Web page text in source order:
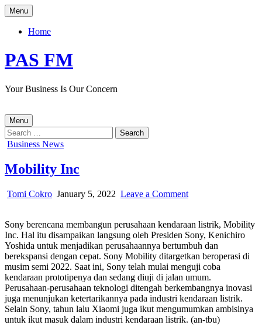
Skip
to
content
Menu
Home
PAS FM
Your Business Is Our Concern
Menu
Search
for:
Posted
Business News
Mobility Inc
Author:
Tomi Cokro Published
January 5, 2022 Leave a Commenton
Sony berencana membangun perusahaan kendaraan listrik, Mobility
Inc. Hal itu disampaikan langsung oleh Presiden Sony, Kenichiro
Yoshida untuk menjadikan perusahaannya bertumbuh dan
berekspansi dengan cepat. Sony Mobility ditargetkan beroperasi di
musim semi 2022. Saat ini, Sony telah mulai menguji coba
kendaraan prototipenya dan sedang diuji di jalan umum.
Perusahaan-perusahaan teknologi ditengah berkembangnya inovasi
juga menunjukan ketertarikannya pada industri kendaraan listrik.
Selain Sony, tahun lalu Xiaomi juga ikut mengumumkan ambisinya
untuk ikut masuk dalam industri kendaraan listrik. (an-tbu)